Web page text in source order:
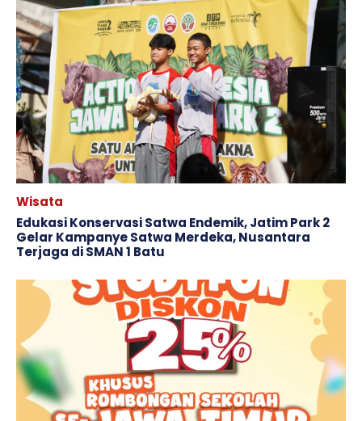
Wisata
Edukasi Konservasi Satwa Endemik, Jatim Park 2
Gelar Kampanye Satwa Merdeka, Nusantara
Terjaga di SMAN 1 Batu